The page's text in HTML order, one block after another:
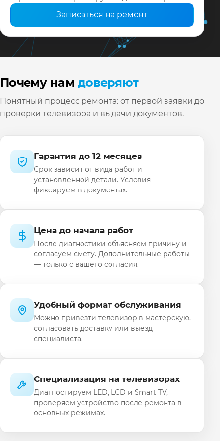
Записаться на ремонт
Почему намдоверяют
Понятный процесс ремонта: от первой заявки до
проверки телевизора и выдачи документов.
Гарантия до 12 месяцев
Срок зависит от вида работ и
установленной детали. Условия
фиксируем в документах.
Цена до начала работ
После диагностики объясняем причину и
согласуем смету. Дополнительные работы
— только с вашего согласия.
Удобный формат обслуживания
Можно привезти телевизор в мастерскую,
согласовать доставку или выезд
специалиста.
Специализация на телевизорах
Диагностируем LED, LCD и Smart TV,
проверяем устройство после ремонта в
основных режимах.